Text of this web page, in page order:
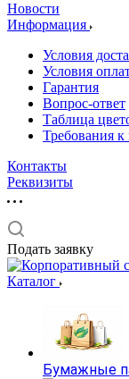
Новости
Информация
Условия
Условия
Гарантия
Вопрос-ответ
Таблица
Требования к
Контакты
Реквизиты
Подать заявку
Каталог
Бумажные